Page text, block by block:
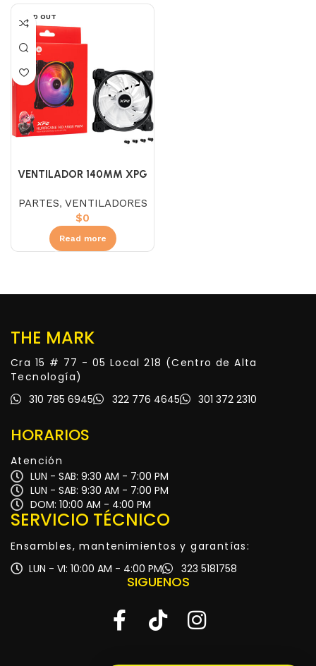
SOLD OUT
VENTILADOR 140MM XPG
PARTES, VENTILADORES
$0
Read more
THE MARK
Cra 15 # 77 - 05 Local 218 (Centro de Alta
Tecnología)
310 785 6945
322 776 4645 301 372 2310
HORARIOS
Atención
LUN - SAB: 9:30 AM - 7:00 PM
LUN - SAB: 9:30 AM - 7:00 PM
DOM: 10:00 AM - 4:00 PM
SERVICIO TÉCNICO
Ensambles, mantenimientos y garantías:
LUN - VI: 10:00 AM - 4:00 PM
323 5181758
SIGUENOS